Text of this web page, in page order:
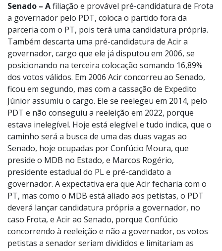
Senado – Afiliação e provável pré-candidatura de Frota
a governador pelo PDT, coloca o partido fora da
parceria com o PT, pois terá uma candidatura própria.
Também descarta uma pré-candidatura de Acir a
governador, cargo que ele já disputou em 2006, se
posicionando na terceira colocação somando 16,89%
dos votos válidos. Em 2006 Acir concorreu ao Senado,
ficou em segundo, mas com a cassação de Expedito
Júnior assumiu o cargo. Ele se reelegeu em 2014, pelo
PDT e não conseguiu a reeleição em 2022, porque
estava inelegível. Hoje está elegível e tudo indica, que o
caminho será a busca de uma das duas vagas ao
Senado, hoje ocupadas por Confúcio Moura, que
preside o MDB no Estado, e Marcos Rogério,
presidente estadual do PL e pré-candidato a
governador. A expectativa era que Acir fecharia com o
PT, mas como o MDB está aliado aos petistas, o PDT
deverá lançar candidatura própria a governador, no
caso Frota, e Acir ao Senado, porque Confúcio
concorrendo à reeleição e não a governador, os votos
petistas a senador seriam divididos e limitariam as